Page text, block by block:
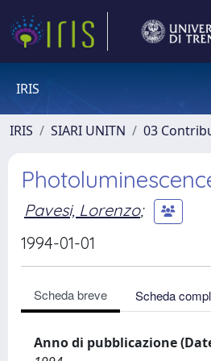
IRIS
IRIS SIARI UNITN 03
Pavesi, Lorenzo;
1994-01-01
Scheda breve Scheda
Anno di pubblicazione